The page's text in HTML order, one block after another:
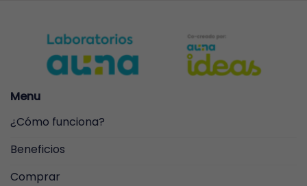
Menu
¿Cómo funciona?
Beneficios
Comprar